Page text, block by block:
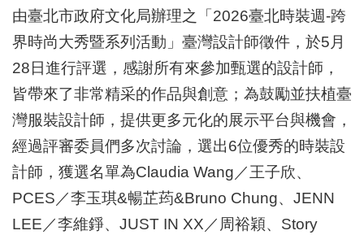
局
業
務
目
臺
北
藝
文
空
間
由臺北市政府文化局辦理之「2026臺北時裝週-跨
界時尚大秀暨系列活動」臺灣設計師徵件，於5月
28日進行評選，感謝所有來參加甄選的設計師，
皆帶來了非常精采的作品與創意；為鼓勵並扶植臺
灣服裝設計師，提供更多元化的展示平台與機會，
經過評審委員們多次討論，選出6位優秀的時裝設
計師，獲選名單為Claudia Wang／王子欣、
PCES／李玉琪&暢芷荺&Bruno Chung、JENN
LEE／李維錚、JUST IN XX／周裕穎、Story